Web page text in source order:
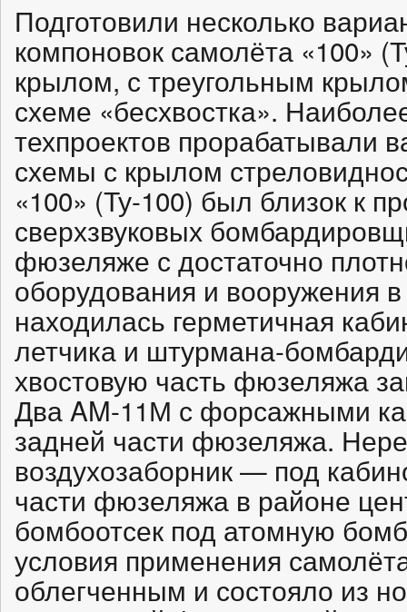
Подготовили несколько
компоновок самолёта «100»
крылом, с треугольным
схеме «бесхвостка».
техпроектов прорабатывали
схемы с крылом
«100» (Ту-100) был близок к
сверхзвуковых
фюзеляже с достаточно
оборудования и вооружения
находилась герметичная
летчика и штурмана-
хвостовую часть фюзеляжа
Два AM-11М с форсажными
задней части фюзеляжа.
воздухозаборник — под
части фюзеляжа в районе
бомбоотсек под атомную
условия применения
облегченным и состояло из